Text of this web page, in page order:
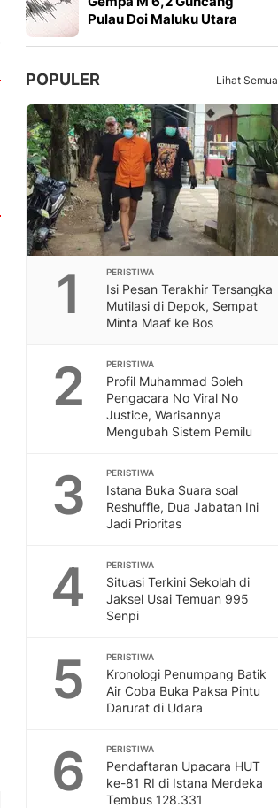
Pulau Doi Maluku Utara
POPULER Lihat Semua
1 PERISTIWA
Isi Pesan Terakhir Tersangka
Mutilasi di Depok, Sempat
Minta Maaf ke Bos
2 PERISTIWA
Profil Muhammad Soleh
Pengacara No Viral No
Justice, Warisannya
Mengubah Sistem Pemilu
3 PERISTIWA
Istana Buka Suara soal
Reshuffle, Dua Jabatan Ini
Jadi Prioritas
4 PERISTIWA
Situasi Terkini Sekolah di
Jaksel Usai Temuan 995
Senpi
5 PERISTIWA
Kronologi Penumpang Batik
Air Coba Buka Paksa Pintu
Darurat di Udara
6 PERISTIWA
Pendaftaran Upacara HUT
ke-81 RI di Istana Merdeka
Tembus 128.331